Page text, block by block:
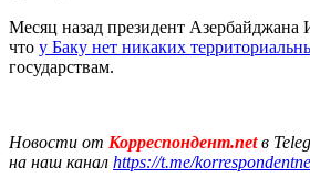
Месяц назад президент Азербайджана
что у Баку нет никаких
государствам.
Новости от Корреспондент.netв
на наш канал https://t.me/